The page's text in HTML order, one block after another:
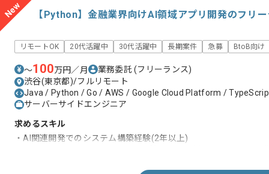
New 【Python】金融業界向けAI領域アプリ開発のフリ
リモートOK 20代活躍中 30代活躍中 長期案件 急募 BtoB向け
〜100万円／月 業務委託(フリーランス)
渋谷(東京都)/フルリモート
Java / Python / Go / AWS / Google Cloud Platform /
サーバーサイドエンジニア
求めるスキル
・AI関連開発でのシステム構築経験(2年以上)